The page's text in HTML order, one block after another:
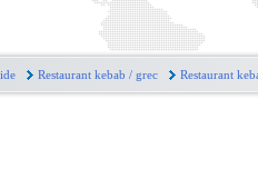
Restaurant kebab / grec Restaurant